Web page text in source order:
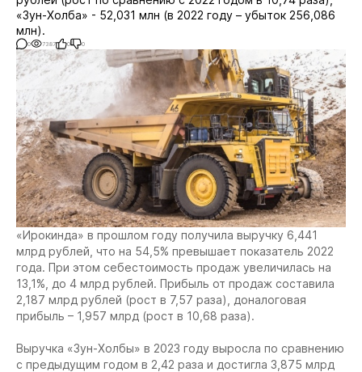
«Зун-Холба» - 52,031 млн (в 2022 году – убыток 256,086
млн).
0 7387 0 0
«Ирокинда» в прошлом году получила выручку 6,441
млрд рублей, что на 54,5% превышает показатель 2022
года. При этом себестоимость продаж увеличилась на
13,1%, до 4 млрд рублей. Прибыль от продаж составила
2,187 млрд рублей (рост в 7,57 раза), доналоговая
прибыль – 1,957 млрд (рост в 10,68 раза).
Выручка «Зун-Холбы» в 2023 году выросла по сравнению
с предыдущим годом в 2,42 раза и достигла 3,875 млрд